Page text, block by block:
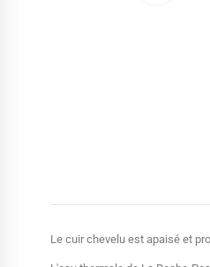
Le cuir chevelu est apaisé et